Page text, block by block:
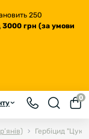
250
3000 грн (за умови
0
Гербіцид